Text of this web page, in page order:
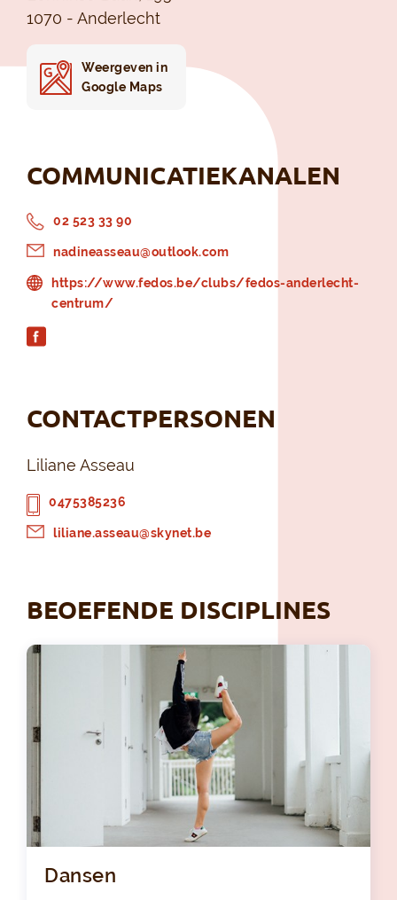
1070 - Anderlecht
Weergeven in
Google Maps
COMMUNICATIEKANALEN
02 523 33 90
nadineasseau@outlook.com
https://www.fedos.be/clubs/fedos-anderlecht-
centrum/
CONTACTPERSONEN
Liliane Asseau
0475385236
liliane.asseau@skynet.be
BEOEFENDE DISCIPLINES
Dansen